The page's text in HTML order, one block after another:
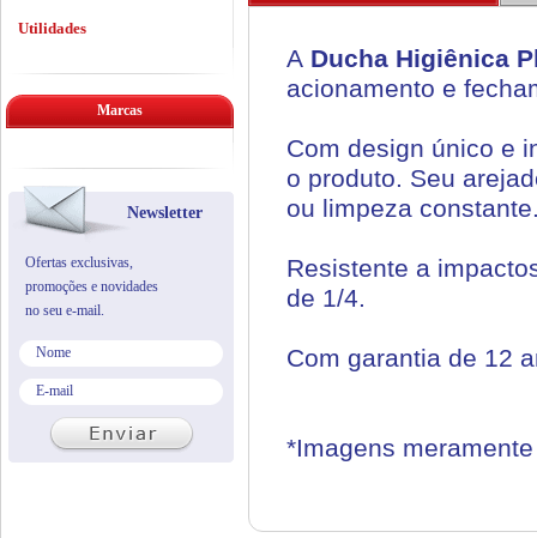
A Ducha Higiênica
acionamento e
Com design único e
o produto. Seu
ou limpeza
Resistente a
de 1/4.
Com garantia de 12
*Imagens
Utilidades
Marcas
Newsletter
Ofertas exclusivas,
promoções e novidades
no seu e-mail.